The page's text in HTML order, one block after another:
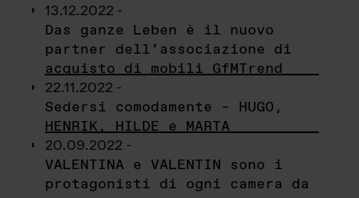
13.12.2022 -
Das ganze Leben è il nuovo
partner dell’associazione di
acquisto di mobili GfMTrend
22.11.2022 -
Sedersi comodamente – HUGO,
HENRIK, HILDE e MARTA
20.09.2022 -
VALENTINA e VALENTIN sono i
protagonisti di ogni camera da